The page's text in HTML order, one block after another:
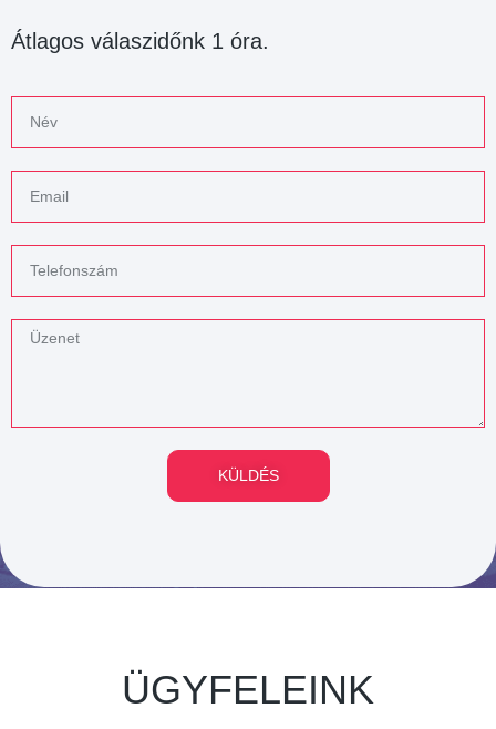
Átlagos válaszidőnk 1 óra.
KÜLDÉS
ÜGYFELEINK